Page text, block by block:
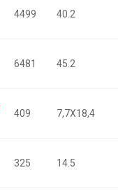
4499 40.2
6481 45.2
409 7,7X18,4
325 14.5